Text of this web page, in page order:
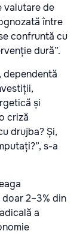
valutare de
între
confruntă cu
dură”.
dependentă
și
criză
drujba? Și,
s-a
2–3% din
a